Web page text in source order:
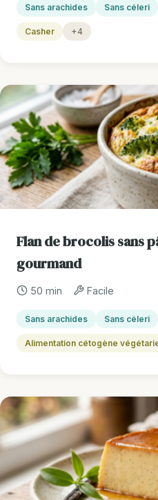
Sans arachides Sans céleri
Casher +4
Flan de brocolis sans
gourmand
50 min Facile
Sans arachides Sans céleri
Alimentation cétogène